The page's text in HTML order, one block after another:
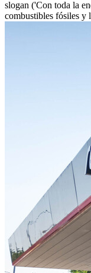
slogan ('Con toda la
combustibles fósiles y